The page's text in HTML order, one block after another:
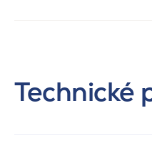
Technické